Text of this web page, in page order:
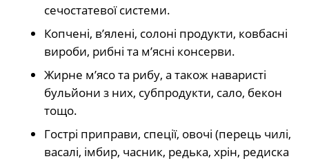
сечостатевої системи.
Копчені, в’ялені, солоні продукти, ковбасні
вироби, рибні та м’ясні консерви.
Жирне м’ясо та рибу, а також наваристі
бульйони з них, субпродукти, сало, бекон
тощо.
Гострі приправи, спеції, овочі (перець чилі,
васалі, імбир, часник, редька, хрін, редиска